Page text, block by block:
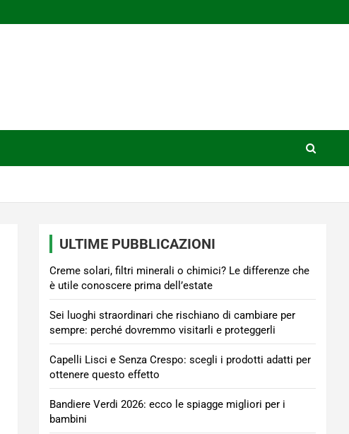
ULTIME PUBBLICAZIONI
Creme solari, filtri minerali o chimici? Le differenze che
è utile conoscere prima dell’estate
Sei luoghi straordinari che rischiano di cambiare per
sempre: perché dovremmo visitarli e proteggerli
Capelli Lisci e Senza Crespo: scegli i prodotti adatti per
ottenere questo effetto
Bandiere Verdi 2026: ecco le spiagge migliori per i
bambini